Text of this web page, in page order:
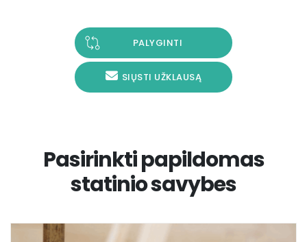
PALYGINTI
SIŲSTI UŽKLAUSĄ
Pasirinkti papildomas
statinio savybes